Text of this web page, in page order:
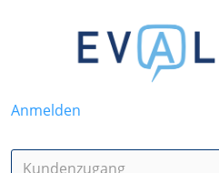
Anmelden